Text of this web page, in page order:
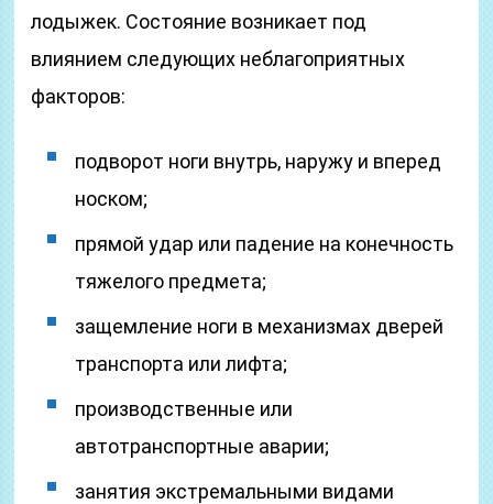
лодыжек. Состояние возникает под
влиянием следующих неблагоприятных
факторов:
подворот ноги внутрь, наружу и вперед
носком;
прямой удар или падение на конечность
тяжелого предмета;
защемление ноги в механизмах дверей
транспорта или лифта;
производственные или
автотранспортные аварии;
занятия экстремальными видами